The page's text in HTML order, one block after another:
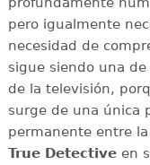
pero igualmente
necesidad de
sigue siendo una
de la televisión,
surge de una única
permanente entre
True Detectiveen